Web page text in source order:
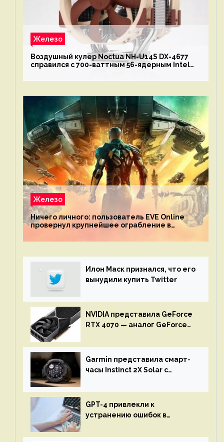
Железо
Воздушный кулер Noctua NH-U14S DX-4677
справился с 700-ваттным 56-ядерным Intel
Железо
Ничего личного: пользователь EVE Online
провернул крупнейшее ограбление в
механике
Илон Маск признался, что его
вынудили купить Twitter
NVIDIA представила GeForce
RTX 4070 — аналог GeForce
Garmin представила смарт-
часы Instinct 2X Solar с
GPT-4 привлекли к
устранению ошибок в
остановится до полного